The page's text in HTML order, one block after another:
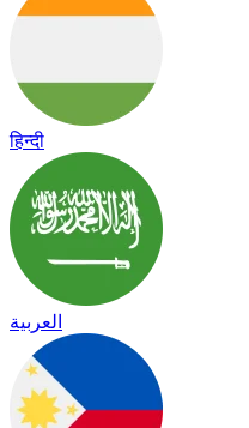
हिन्दी
العربية